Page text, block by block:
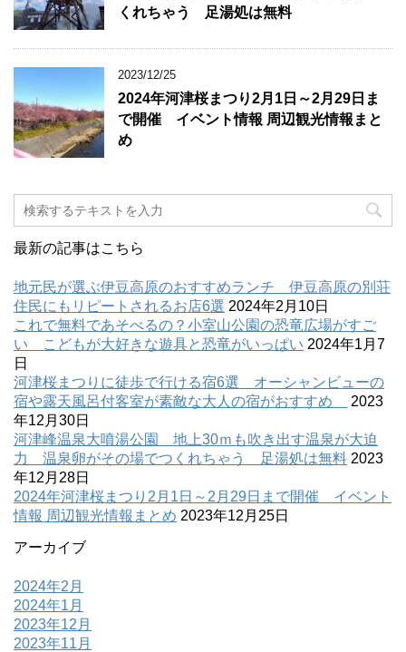
くれちゃう 足湯処は無料
2023/12/25
2024年河津桜まつり2月1日～2月29日ま
で開催 イベント情報 周辺観光情報まと
め
最新の記事はこちら
地元民が選ぶ伊豆高原のおすすめランチ 伊豆高原の別荘
住民にもリピートされるお店6選 2024年2月10日
これで無料であそべるの？小室山公園の恐竜広場がすご
い こどもが大好きな遊具と恐竜がいっぱい 2024年1月7
日
河津桜まつりに徒歩で行ける宿6選 オーシャンビューの
宿や露天風呂付客室が素敵な大人の宿がおすすめ
2023
年12月30日
河津峰温泉大噴湯公園 地上30ｍも吹き出す温泉が大迫
力 温泉卵がその場でつくれちゃう 足湯処は無料 2023
年12月28日
2024年河津桜まつり2月1日～2月29日まで開催 イベント
情報 周辺観光情報まとめ 2023年12月25日
アーカイブ
2024年2月
2024年1月
2023年12月
2023年11月